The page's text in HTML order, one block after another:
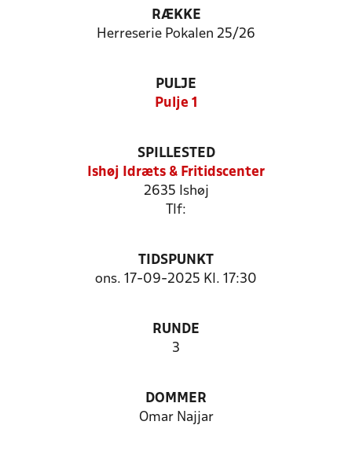
RÆKKE
Herreserie Pokalen 25/26
PULJE
Pulje 1
SPILLESTED
Ishøj Idræts & Fritidscenter
2635 Ishøj
Tlf:
TIDSPUNKT
ons. 17-09-2025 Kl. 17:30
RUNDE
3
DOMMER
Omar Najjar